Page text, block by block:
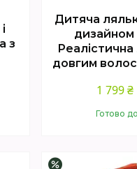
з
Дитяча
дизайном
Реалістична
довгим
1 799 ₴
Готово